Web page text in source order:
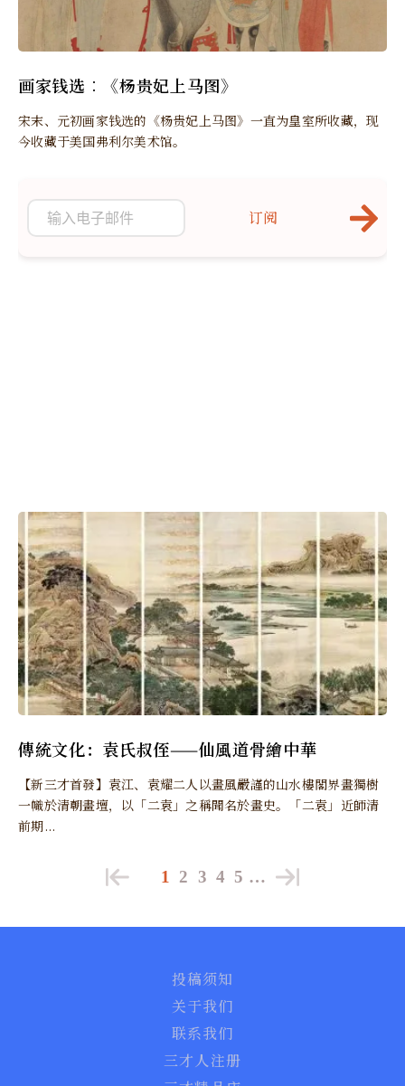
画家钱选︰《杨贵妃上马图》
宋末、元初画家钱选的《杨贵妃上马图》一直为皇室所收藏，现
今收藏于美国弗利尔美术馆。
傳統文化：袁氏叔侄——仙風道骨繪中華
【新三才首發】袁江、袁耀二人以畫風嚴謹的山水樓閣界畫獨樹
一幟於清朝畫壇，以「二袁」之稱聞名於畫史。「二袁」近師清
前期...
订阅
1 2 3 4 5 …
投稿须知
关于我们
联系我们
三才人注册